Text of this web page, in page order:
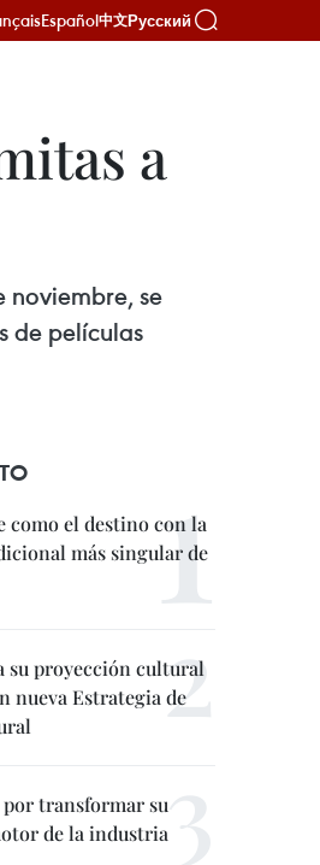
Español中文Русский
a
noviembre, se
de películas
como el destino con la
más singular de
su proyección cultural
nueva Estrategia de
transformar su
de la industria